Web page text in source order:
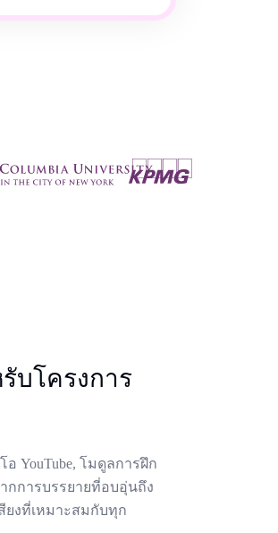
บโครงการ
YouTube, โมดูลการฝึก
กการบรรยายที่อบอุ่นถึง
ยงที่เหมาะสมกับทุก